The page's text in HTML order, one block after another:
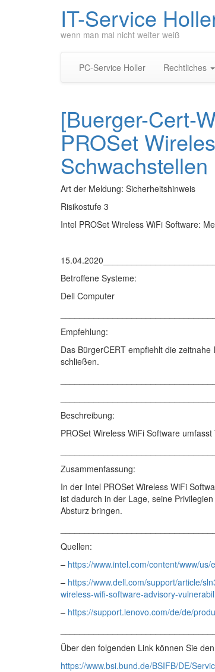
IT-Service
wenn man mal nicht weiter weiß
PC-Service Holler Rechtliches
[Buerger-Cert-
PROSet
Schwachstellen
Art der Meldung: Sicherheitshinweis
Risikostufe 3
Intel PROSet Wireless WiFi Software:
Betroffene Systeme:
Dell Computer
Empfehlung:
Das BürgerCERT empfiehlt die
schließen.
Beschreibung:
PROSet Wireless WiFi Software
Zusammenfassung:
In der Intel PROSet Wireless WiFi
ist dadurch in der Lage, seine
Absturz bringen.
Quellen:
– https://www.intel.com/content/www/
– https://www.dell.com/support/article/
wireless-wifi-software-advisory-
– https://support.lenovo.com/de/de/
Über den folgenden Link können Sie
https://www.bsi.bund.de/BSIFB/DE/